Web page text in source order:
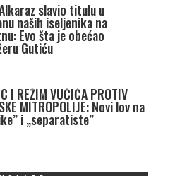
slavio titulu u
naših iseljenika na
Evo šta je obećao
Gutiću
I REŽIM VUČIĆA PROTIV
MITROPOLIJE: Novi lov na
i „separatiste”